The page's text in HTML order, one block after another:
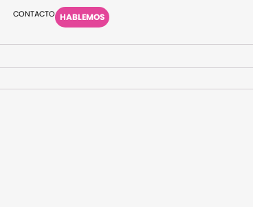
CONTACTO HABLEMOS